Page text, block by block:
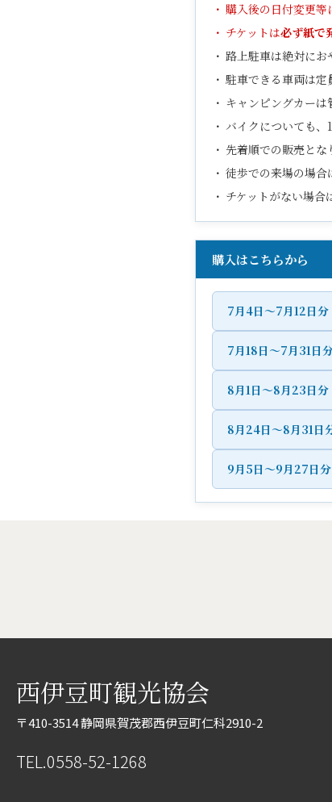
購入後の日付変更等
チケットは必ず紙で
路上駐車は絶対にお
駐車できる車両は定
キャンピングカーは
バイクについても、
先着順での販売とな
徒歩での来場の場合
チケットがない場合
購入はこちらから
7月4日～7月12日分
7月18日～7月31日
8月1日～8月23日分
8月24日～8月31日
9月5日～9月27日分
西伊豆町観光協会
〒410-3514 静岡県賀茂郡西伊豆町仁科2910-2
TEL.0558-52-1268